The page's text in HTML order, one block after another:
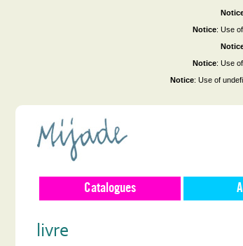
Notice: Use
Notice: Use
Notice: Use of
Catalogues
livre